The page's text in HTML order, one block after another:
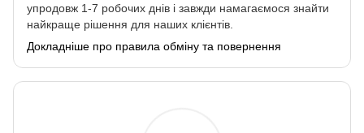
упродовж 1-7 робочих днів і завжди намагаємося знайти
найкраще рішення для наших клієнтів.
Докладніше про правила обміну та повернення